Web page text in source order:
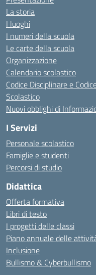
La storia
I luoghi
I numeri della scuola
Le carte della scuola
Organizzazione
Calendario scolastico
Codice Disciplinare e
Scolastico
Nuovi obblighi di
I Servizi
Personale scolastico
Famiglie e studenti
Percorsi di studio
Didattica
Offerta formativa
Libri di testo
I progetti delle classi
Piano annuale delle
Inclusione
Bullismo & Cyberbullismo